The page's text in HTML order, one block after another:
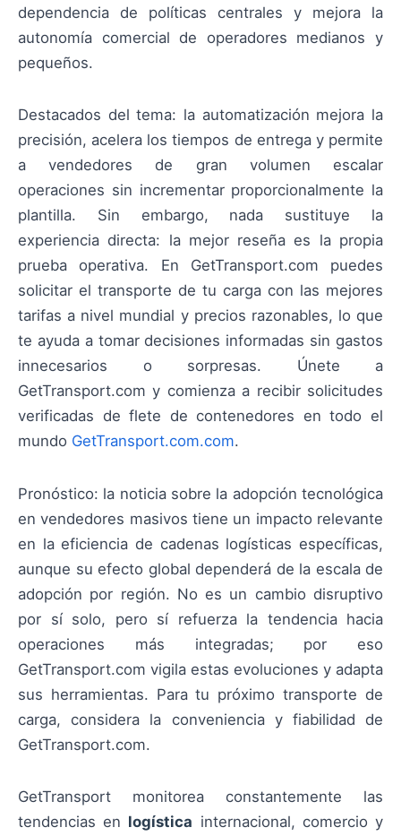
dependencia de políticas centrales y mejora la
autonomía comercial de operadores medianos y
pequeños.
Destacados del tema: la automatización mejora la
precisión, acelera los tiempos de entrega y permite
a vendedores de gran volumen escalar
operaciones sin incrementar proporcionalmente la
plantilla. Sin embargo, nada sustituye la
experiencia directa: la mejor reseña es la propia
prueba operativa. En GetTransport.com puedes
solicitar el transporte de tu carga con las mejores
tarifas a nivel mundial y precios razonables, lo que
te ayuda a tomar decisiones informadas sin gastos
innecesarios o sorpresas. Únete a
GetTransport.com y comienza a recibir solicitudes
verificadas de flete de contenedores en todo el
mundo GetTransport.com.com.
Pronóstico: la noticia sobre la adopción tecnológica
en vendedores masivos tiene un impacto relevante
en la eficiencia de cadenas logísticas específicas,
aunque su efecto global dependerá de la escala de
adopción por región. No es un cambio disruptivo
por sí solo, pero sí refuerza la tendencia hacia
operaciones más integradas; por eso
GetTransport.com vigila estas evoluciones y adapta
sus herramientas. Para tu próximo transporte de
carga, considera la conveniencia y fiabilidad de
GetTransport.com.
GetTransport monitorea constantemente las
tendencias en logística internacional, comercio y